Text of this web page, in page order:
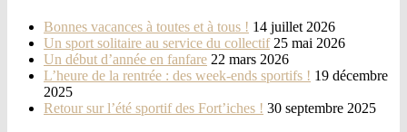
Bonnes vacances à toutes et à tous ! 14 juillet 2026
Un sport solitaire au service du collectif 25 mai 2026
Un début d’année en fanfare 22 mars 2026
L’heure de la rentrée : des week-ends sportifs ! 19 décembre
2025
Retour sur l’été sportif des Fort’iches ! 30 septembre 2025